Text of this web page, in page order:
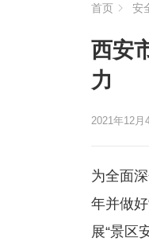
首页 安
西安
力
2021年12月
为全面
年并做
展“景区